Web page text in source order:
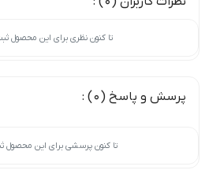
تا کنون نظری برای این محصول
پرسش و پاسخ (0) :
تا کنون پرسشی برای این